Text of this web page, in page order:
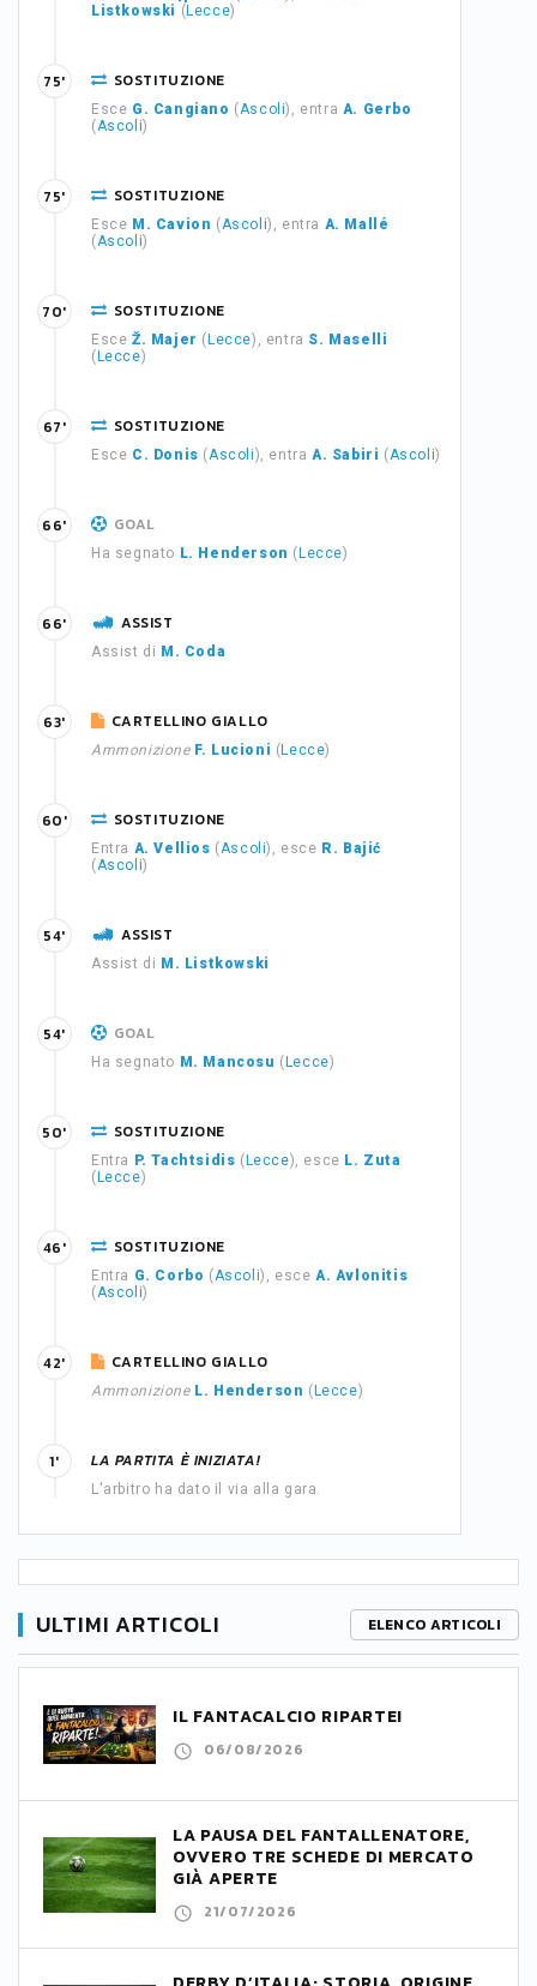
Listkowski ( Lecce)
SOSTITUZIONE
Esce G. Cangiano (Ascoli), entra A. Gerbo
(Ascoli)
75'
SOSTITUZIONE
Esce M. Cavion (Ascoli), entra A. Mallé
(Ascoli)
75'
SOSTITUZIONE
Esce Ž. Majer ( Lecce), entra S. Maselli
( Lecce)
70'
SOSTITUZIONE
Esce C. Donis (Ascoli), entraA. Sabiri (Ascoli)
67'
GOAL
Ha segnato L. Henderson ( Lecce)
66'
ASSIST
Assist di M. Coda
66'
CARTELLINO GIALLO
Ammonizione F. Lucioni ( Lecce)
63'
SOSTITUZIONE
Entra A. Vellios (Ascoli), esce R. Bajić
(Ascoli)
60'
ASSIST
Assist di M. Listkowski
54'
GOAL
Ha segnato M. Mancosu ( Lecce)
54'
SOSTITUZIONE
Entra P. Tachtsidis ( Lecce), esce L. Zuta
( Lecce)
50'
SOSTITUZIONE
Entra G. Corbo (Ascoli), esceA. Avlonitis
(Ascoli)
46'
CARTELLINO GIALLO
Ammonizione L. Henderson ( Lecce)
42'
LA PARTITA È INIZIATA!
L'arbitro ha dato il via alla gara.
1'
ULTIMI ARTICOLI ELENCO ARTICOLI
IL FANTACALCIO RIPARTE!
06/08/2026
LA PAUSA DEL FANTALLENATORE,
OVVERO TRE SCHEDE DI MERCATO
GIÀ APERTE
21/07/2026